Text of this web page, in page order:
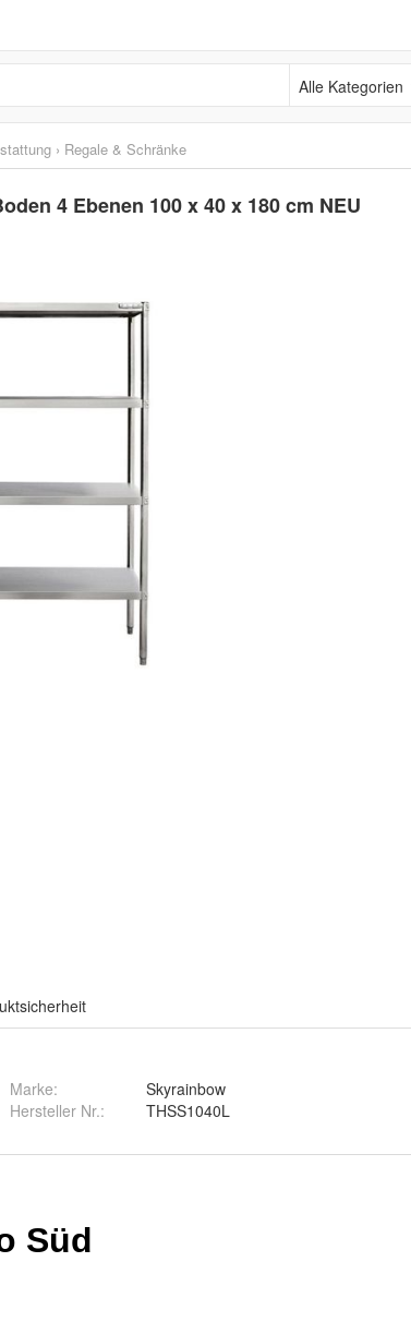
Alle Kategorien
› Regale & Schränke
4 Ebenen 100 x 40 x 180 cm NEU
Marke:
Skyrainbow
Hersteller Nr.:
THSS1040L